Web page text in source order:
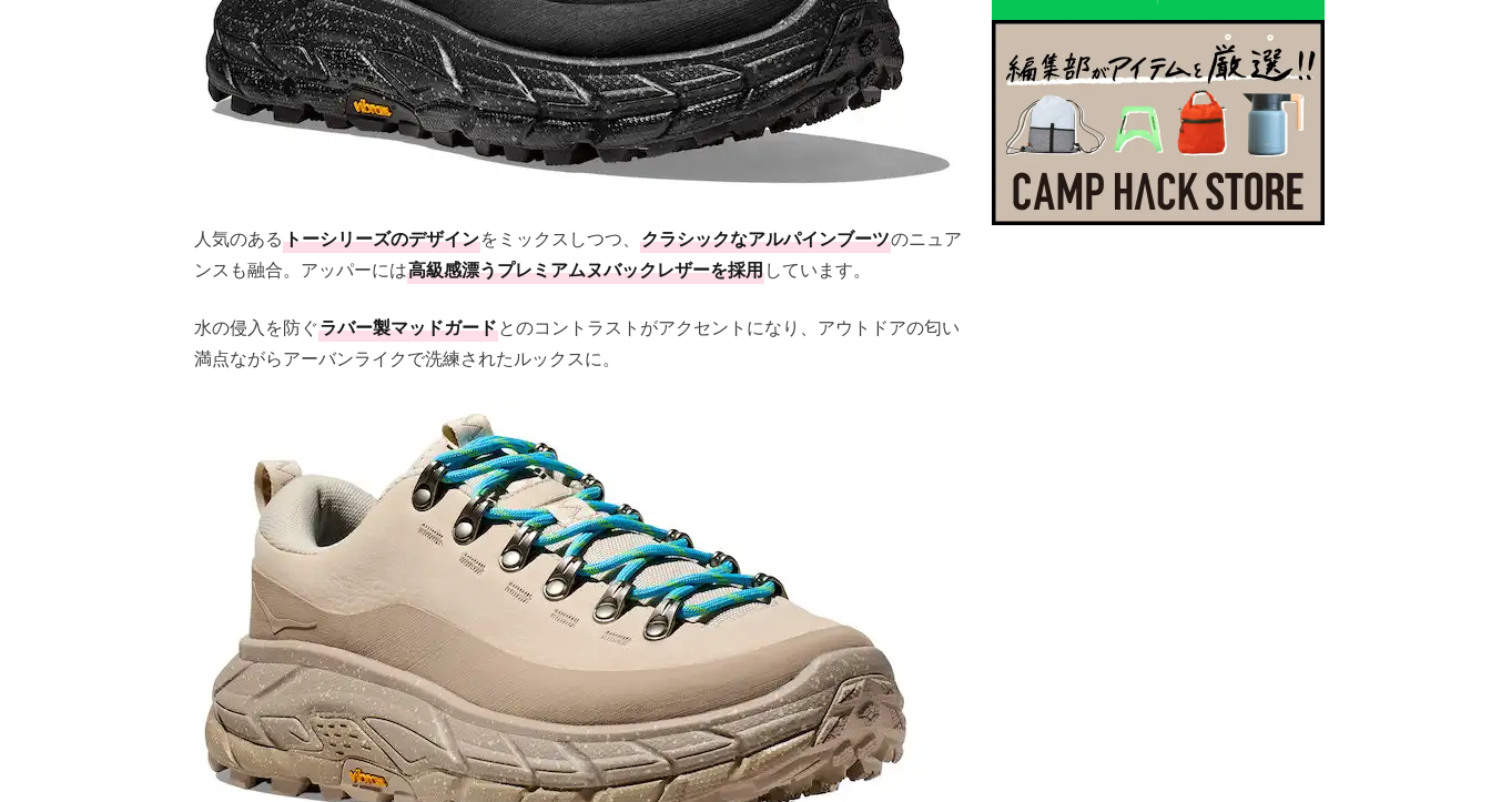
人気のあるトーシリーズのデザインをミックスしつつ、 クラシックなアルパインブーツのニュア
ンスも融合。アッパーには高級感漂うプレミアムヌバックレザーを採用しています。
水の侵入を防ぐラバー製マッドガードとのコントラストがアクセントになり、アウトドアの匂い
満点ながらアーバンライクで洗練されたルックスに。